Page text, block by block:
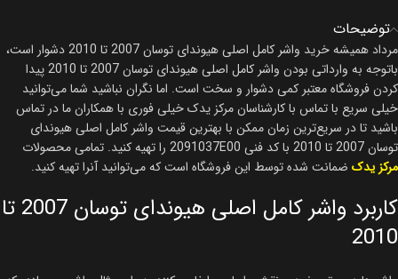
توضیحات
مرداد همیشه خرید واشر کامل اصلی هیوندای توسان 2007 تا 2010 دشوار است،
باتوجه به وارداتی بودن واشر کامل اصلی هیوندای توسان 2007 تا 2010 پیدا
کردن فروشگاه معتبر کمی دشوار و سخت است. اما نگران نباشید شما می‌توانید
خیلی سریع با تماس با کارشناسان مرکز یدک خیلی فوری با همکاران ما در تماس
باشید تا در سریع‌ترین زمان ممکن با بهترین قیمت واشر کامل اصلی هیوندای
توسان 2007 تا 2010 با کد فنی 2091037E00 را تهیه کنید. تمامی محصولات
مرکز یدک ضمانت شده توسط این فروشگاه است که می‌توانید آنرا تهیه کنید.
کاربرد واشر کامل اصلی هیوندای توسان 2007 تا
2010